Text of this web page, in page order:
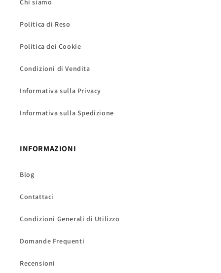
Chi siamo
Politica di Reso
Politica dei Cookie
Condizioni di Vendita
Informativa sulla Privacy
Informativa sulla Spedizione
INFORMAZIONI
Blog
Contattaci
Condizioni Generali di Utilizzo
Domande Frequenti
Recensioni